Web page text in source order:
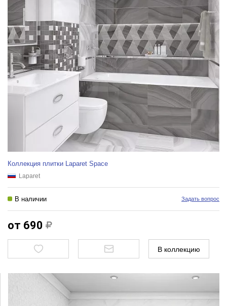
Коллекция плитки Laparet Space
Laparet
В наличии Задать вопрос
от 690
В коллекцию